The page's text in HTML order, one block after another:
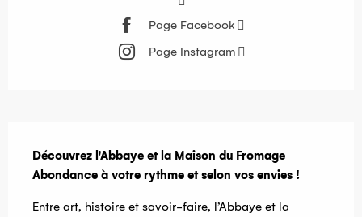
Page Facebook
Page Instagram
Découvrez l'Abbaye et la Maison du Fromage
Abondance à votre rythme et selon vos envies !
Entre art, histoire et savoir-faire, l’Abbaye et la